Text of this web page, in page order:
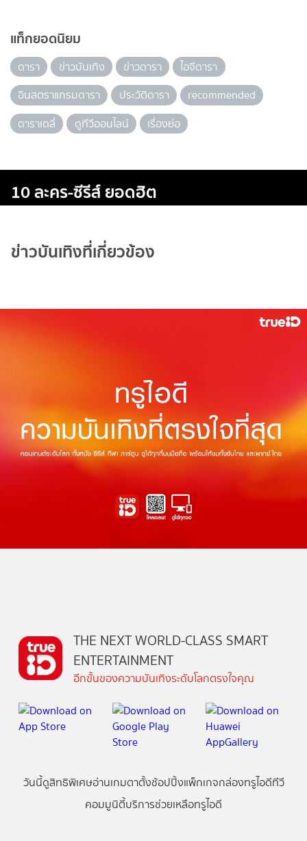
แท็กยอดนิยม
ดารา ข่าวบันเทิง ข่าวดารา
ไอจีดารา
อินสตราแกรมดารา
ประวัติดารา
recommended
ดาราเดลี่
ดูทีวีออนไลน์ เรื่องย่อ
10 ละคร-ซีรีส์ ยอดฮิต
ข่าวบันเทิงที่เกี่ยวข้อง
THE NEXT WORLD-CLASS SMART
ENTERTAINMENT
อีกขั้นของความบันเทิงระดับโลกตรงใจคุณ
วันนี้ดูสิทธิพิเศษอ่านเกมตาตั้งช้อปปิ้งแพ็กเกจกล่องทรูไอดีทีวี
คอมมูนิตี้บริการช่วยเหลือทรูไอดี